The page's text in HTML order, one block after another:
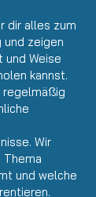
dir alles zum
zeigen
und Weise
kannst.
Wir
Thema
und welche